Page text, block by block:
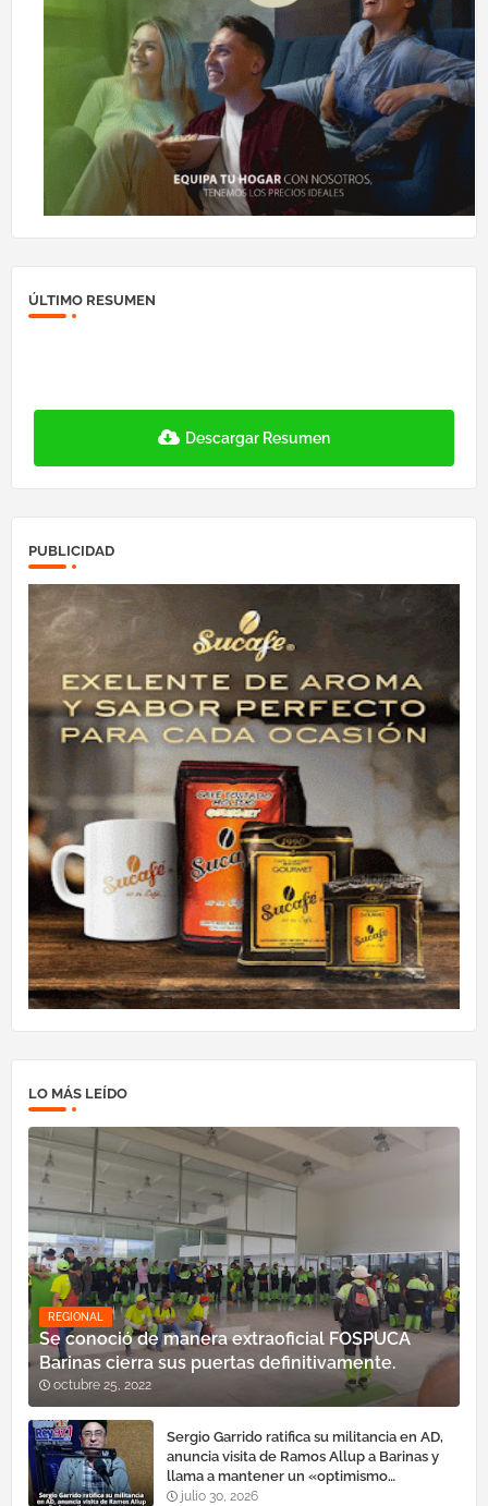
ÚLTIMO RESUMEN
Descargar Resumen
PUBLICIDAD
LO MÁS LEÍDO
REGIONAL
Se conoció de manera extraoficial FOSPUCA
Barinas cierra sus puertas definitivamente.
octubre 25, 2022
Sergio Garrido ratifica su militancia en AD,
anuncia visita de Ramos Allup a Barinas y
llama a mantener un «optimismo
cauteloso»
julio 30, 2026